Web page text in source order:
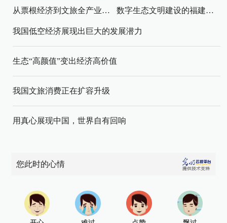
从票根经济到文旅全产业链升级 数字生态文明建设的福建路径与启示
我国低空经济展现出巨大的发展潜力
生态“高颜值”变出经济高价值
我国文旅消费正在扩容升级
用真心展现中国，世界自有回响
您此时的心情